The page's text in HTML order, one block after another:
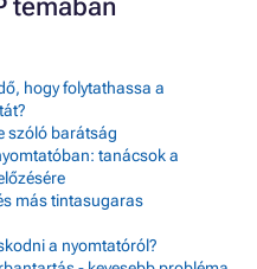
témában
hogy folytathassa a
szóló barátság
tanácsok a
más tintasugaras
a nyomtatóról?